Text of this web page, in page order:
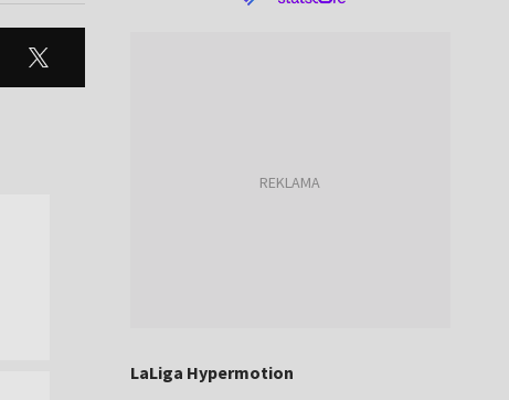
LaLiga Hypermotion